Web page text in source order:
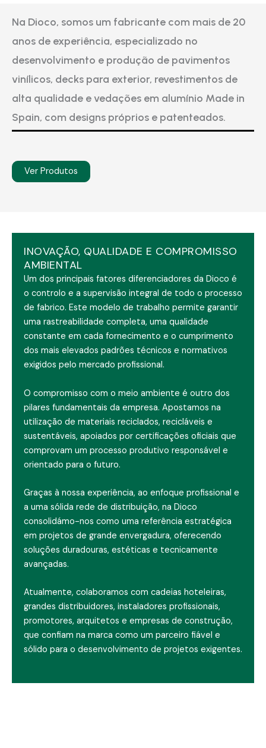
Na Dioco, somos um fabricante com mais de 20
anos de experiência, especializado no
desenvolvimento e produção de pavimentos
vinílicos, decks para exterior, revestimentos de
alta qualidade e vedações em alumínio Made in
Spain, com designs próprios e patenteados.
Ver Produtos
INOVAÇÃO, QUALIDADE E COMPROMISSO
AMBIENTAL
Um dos principais fatores diferenciadores da Dioco é
o controlo e a supervisão integral de todo o processo
de fabrico. Este modelo de trabalho permite garantir
uma rastreabilidade completa, uma qualidade
constante em cada fornecimento e o cumprimento
dos mais elevados padrões técnicos e normativos
exigidos pelo mercado profissional.
O compromisso com o meio ambiente é outro dos
pilares fundamentais da empresa. Apostamos na
utilização de materiais reciclados, recicláveis e
sustentáveis, apoiados por certificações oficiais que
comprovam um processo produtivo responsável e
orientado para o futuro.
Graças à nossa experiência, ao enfoque profissional e
a uma sólida rede de distribuição, na Dioco
consolidámo-nos como uma referência estratégica
em projetos de grande envergadura, oferecendo
soluções duradouras, estéticas e tecnicamente
avançadas.
Atualmente, colaboramos com cadeias hoteleiras,
grandes distribuidores, instaladores profissionais,
promotores, arquitetos e empresas de construção,
que confiam na marca como um parceiro fiável e
sólido para o desenvolvimento de projetos exigentes.